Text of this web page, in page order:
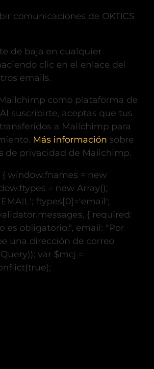
comunicaciones de OKTICS
de baja en cualquier
clic en el enlace del
emails.
como plataforma de
suscribirte, aceptas que tus
a Mailchimp para
Más información sobre
de privacidad de Mailchimp.
window.fnames = new
= new Array();
ftypes[0]='email';
{ required:
es obligatorio.", email: "Por
una dirección de correo
var $mcj =